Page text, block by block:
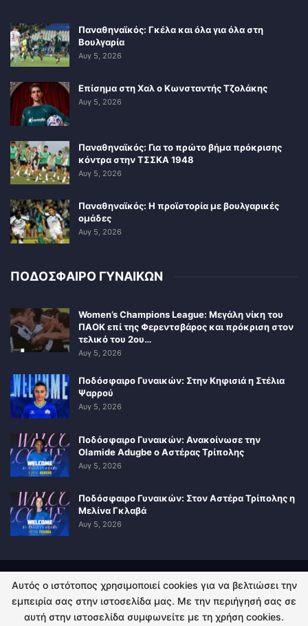
Παναθηναϊκός: Γκέλα και όλα για όλα στη
Βουλγαρία
Αυγ 5, 2026
Επίσημα στη Χαλ ο Κωνσταντής Τζολάκης
Αυγ 5, 2026
Παναθηναϊκός: Για το πρώτο βήμα πρόκρισης
κόντρα στην ΤΣΣΚΑ 1948
Αυγ 5, 2026
Παναθηναϊκός: Η προϊστορία με βουλγαρικές
ομάδες
Αυγ 5, 2026
ΠΟΔΟΣΦΑΙΡΟ ΓΥΝΑΙΚΩΝ
Women’s Champions League: Μεγάλη νίκη του
ΠΑΟΚ επί της Φερεντσβάρος και πρόκριση στον
τελικό του 2ου…
Αυγ 5, 2026
Ποδόσφαιρο Γυναικών: Στην Κηφισιά η Στέλια
Ψαρρού
Αυγ 5, 2026
Ποδόσφαιρο Γυναικών: Ανακοίνωσε την
Olamide Adugbe ο Αστέρας Τρίπολης
Αυγ 5, 2026
Ποδόσφαιρο Γυναικών: Στον Αστέρα Τρίπολης η
Μελίνα Γκλαβά
Αυγ 5, 2026
ΠΟΛΙΤΙΚΗ ΑΠΟΡΡΗΤΟΥ ΕΠΙΚΟΙΝΩΝΙΑ
Αυτός ο ιστότοπος χρησιμοποιεί cookies για να βελτιώσει την
εμπειρία σας στην ιστοσελίδα μας. Με την περιήγησή σας σε
αυτή στην ιστοσελίδα συμφωνείτε με τη χρήση cookies.